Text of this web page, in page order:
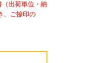
出荷単位・納
、ご捺印の